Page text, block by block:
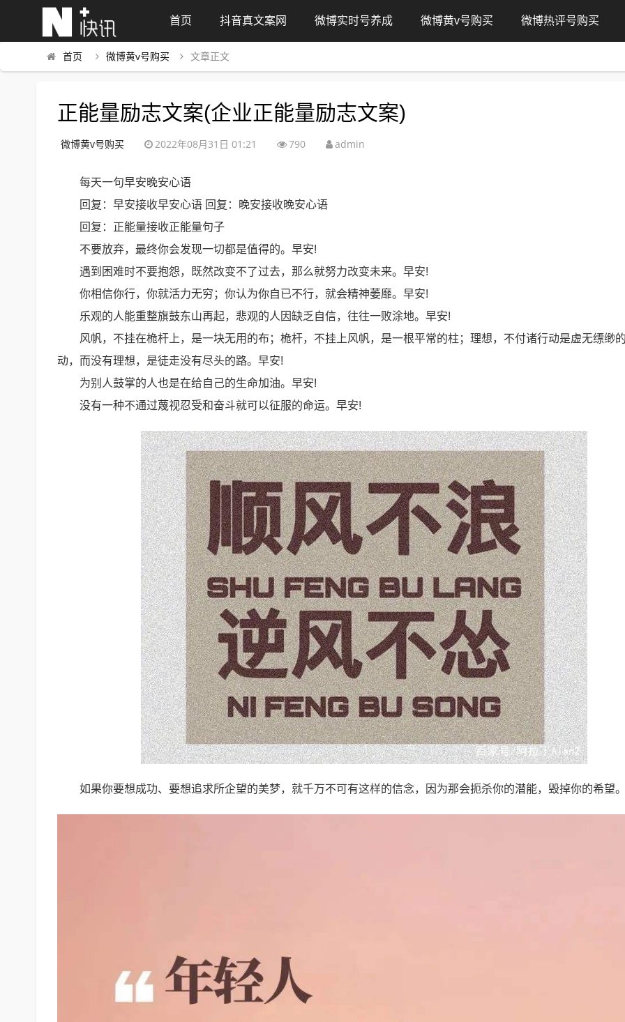
首页 抖音真文案网 微博实时号养成 微博黄v号购买 微博热评号购买
首页 微博黄v号购买 文章正文
正能量励志文案(企业正能量励志文案)
微博黄v号购买 2022年08月31日 01:21 790 admin
每天一句早安晚安心语
回复：早安接收早安心语 回复：晚安接收晚安心语
回复：正能量接收正能量句子
不要放弃，最终你会发现一切都是值得的。早安!
遇到困难时不要抱怨，既然改变不了过去，那么就努力改变未来。早安!
你相信你行，你就活力无穷；你认为你自已不行，就会精神萎靡。早安!
乐观的人能重整旗鼓东山再起，悲观的人因缺乏自信，往往一败涂地。早安!
风帆，不挂在桅杆上，是一块无用的布；桅杆，不挂上风帆，是一根平常的柱；理想，不付诸行动是虚无缥缈
动，而没有理想，是徒走没有尽头的路。早安!
为别人鼓掌的人也是在给自己的生命加油。早安!
没有一种不通过蔑视忍受和奋斗就可以征服的命运。早安!
如果你要想成功、要想追求所企望的美梦，就千万不可有这样的信念，因为那会扼杀你的潜能，毁掉你的希望